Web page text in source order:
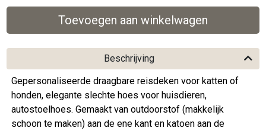
Beschrijving
Gepersonaliseerde draagbare reisdeken voor katten of
honden, elegante slechte hoes voor huisdieren,
autostoelhoes. Gemaakt van outdoorstof (makkelijk
schoon te maken) aan de ene kant en katoen aan de